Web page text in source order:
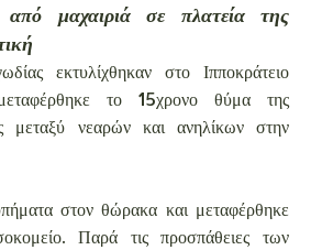
από μαχαιριά σε πλατεία της
εκτυλίχθηκαν στο Ιπποκράτειο
το 15χρονο θύμα της
μεταξύ νεαρών και ανηλίκων στην
στον θώρακα και μεταφέρθηκε
Παρά τις προσπάθειες των